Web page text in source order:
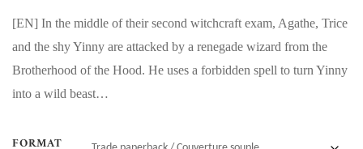
[EN] In the middle of their second witchcraft exam, Agathe, Trice
and the shy Yinny are attacked by a renegade wizard from the
Brotherhood of the Hood. He uses a forbidden spell to turn Yinny
into a wild beast…
FORMAT